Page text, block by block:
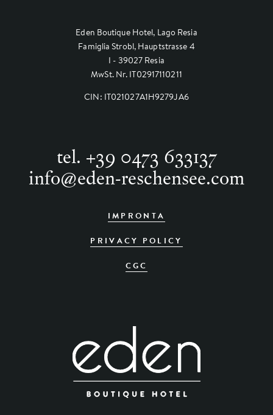
Eden Boutique Hotel, Lago Resia
Famiglia Strobl, Hauptstrasse 4
I - 39027 Resia
MwSt. Nr. IT02917110211
CIN: IT021027A1H9279JA6
tel. +39 0473 633137
info@eden-reschensee.com
IMPRONTA
PRIVACY POLICY
CGC